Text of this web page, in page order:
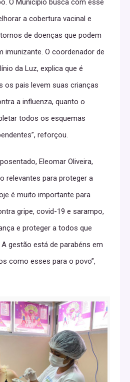
O Município busca com esse
a cobertura vacinal e
de doenças que podem
imunizante. O coordenador de
da Luz, explica que é
os pais levem suas crianças
a influenza, quanto o
todos os esquemas
reforçou.
Eleomar Oliveira,
relevantes para proteger a
é muito importante para
gripe, covid-19 e sarampo,
e proteger a todos que
gestão está de parabéns em
como esses para o povo”,